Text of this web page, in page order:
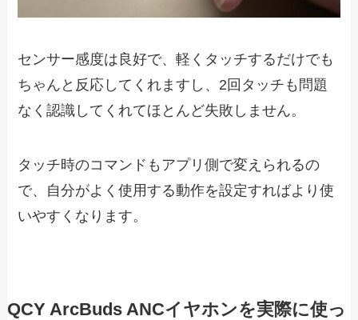
センサー感度は良好で、軽くタッチするだけでも
ちゃんと反応してくれますし、2回タッチも問題
なく認識してくれてほとんど失敗しません。
タッチ時のコマンドもアプリ側で変えられるの
で、自分がよく使用する動作を設定すればより使
いやすくなります。
QCY ArcBuds ANCイヤホンを実際に使っ